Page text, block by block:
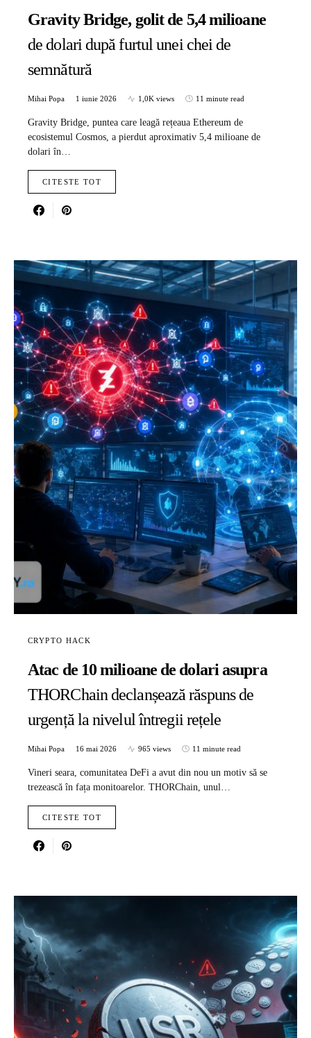
Gravity Bridge, golit de 5,4 milioane
de dolari după furtul unei chei de
semnătură
Mihai Popa 1 iunie 2026 1,0K views 11 minute read
Gravity Bridge, puntea care leagă rețeaua Ethereum de
ecosistemul Cosmos, a pierdut aproximativ 5,4 milioane de
dolari în…
CITESTE TOT
CRYPTO HACK
Atac de 10 milioane de dolari asupra
THORChain declanșează răspuns de
urgență la nivelul întregii rețele
Mihai Popa 16 mai 2026 965 views 11 minute read
Vineri seara, comunitatea DeFi a avut din nou un motiv să se
trezească în fața monitoarelor. THORChain, unul…
CITESTE TOT